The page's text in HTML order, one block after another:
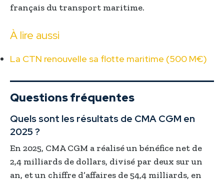
français du transport maritime.
À lire aussi
La CTN renouvelle sa flotte maritime (500 M€)
Questions fréquentes
Quels sont les résultats de CMA CGM en
2025 ?
En 2025, CMA CGM a réalisé un bénéfice net de
2,4 milliards de dollars, divisé par deux sur un
an, et un chiffre d’affaires de 54,4 milliards, en